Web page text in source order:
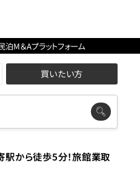
M＆Aプラットフォーム
買いたい方
駅から徒歩5分！旅館業取